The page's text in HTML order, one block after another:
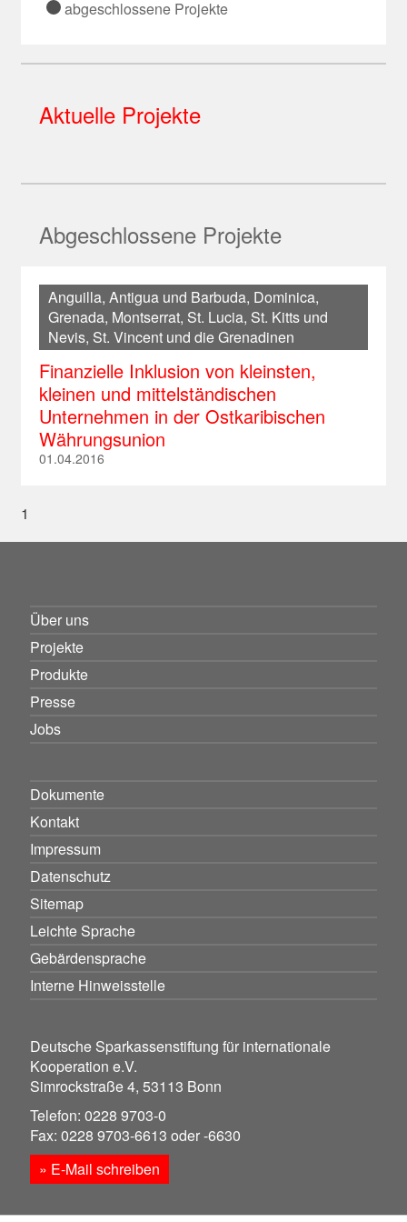
Demokratische Republik Kongo
Mosambik
Ruanda
Senegal
Sierra Leone
Simbabwe
Sudan
Südafrika
Tansania
Ecuador
Guatemala
Kuba
Montserrat
Nicaragua
Panama
Paraguay
Peru
St. Lucia
Kasachstan
Mongolei
Pakistan
Sri Lanka
Thailand
Timor-Leste
Turkmenistan
Usbekistan
Vietnam
Estland
Irland
Kroatien
Litauen
Montenegro
Nordmazedonien
Polen
Rumänien
Russland
Serbien
Ukraine
abgeschlossene Projekte
Aktuelle Projekte
Abgeschlossene Projekte
Anguilla, Antigua und Barbuda, Dominica,
Grenada, Montserrat, St. Lucia, St. Kitts und
Nevis, St. Vincent und die Grenadinen
Finanzielle Inklusion von kleinsten,
kleinen und mittelständischen
Unternehmen in der Ostkaribischen
Währungsunion
01.04.2016
1
Über uns
Projekte
Produkte
Presse
Jobs
Dokumente
Kontakt
Impressum
Datenschutz
Sitemap
Leichte Sprache
Gebärdensprache
Interne Hinweisstelle
Deutsche Sparkassenstiftung für internationale
Kooperation e.V.
Simrockstraße 4, 53113 Bonn
Telefon: 0228 9703-0
Fax: 0228 9703-6613 oder -6630
» E-Mail schreiben